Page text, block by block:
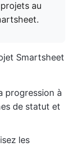
au
Smartsheet
progression à
de statut et
les